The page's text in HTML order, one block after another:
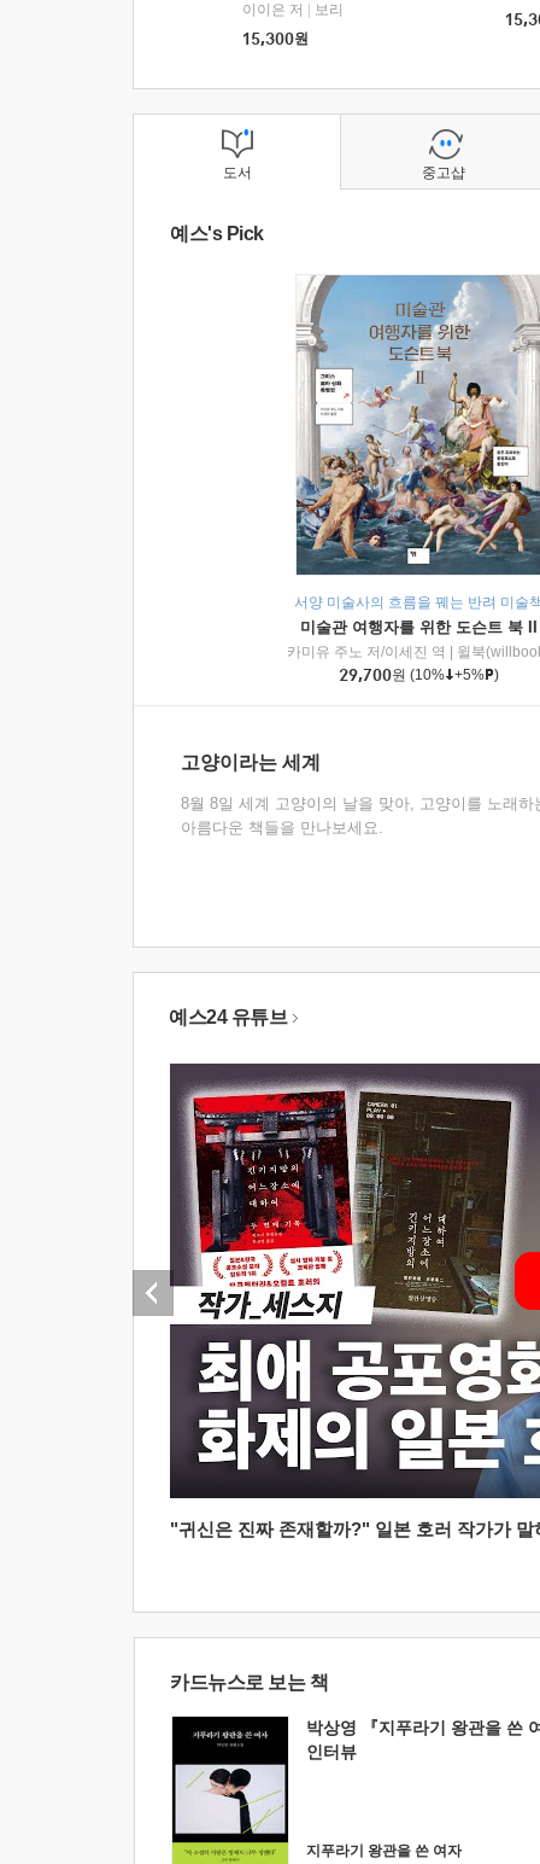
이이은 저
보리
15,300원
도서
예스's Pick
서양 미술사의 흐름을 꿰는 반려 미술
미술관 여행자를 위한 도슨트 북 II
카미유 주노 저/이세진 역
윌북
29,700원 (10% +5% )
고양이라는 세계
8월 8일 세계 고양이의 날을 맞아, 고양이를 노래하
아름다운 책들을 만나보세요.
중고샵
예스24 유튜브
"귀신은 진짜 존재할까?" 일본 호러 작가가
카드뉴스로 보는 책
박상영 『지푸라기 왕관을 쓴
인터뷰
지푸라기 왕관을 쓴 여자